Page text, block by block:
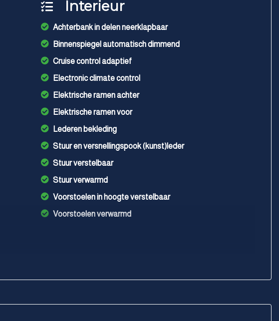
Interieur
Achterbank in delen neerklapbaar
Binnenspiegel automatisch dimmend
Cruise control adaptief
Electronic climate control
Elektrische ramen achter
Elektrische ramen voor
Lederen bekleding
Stuur en versnellingspook (kunst)leder
Stuur verstelbaar
Stuur verwarmd
Voorstoelen in hoogte verstelbaar
Voorstoelen verwarmd